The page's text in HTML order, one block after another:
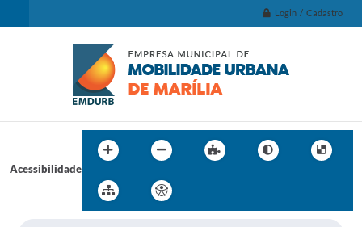
Login / Cadastro
Acessibilidade